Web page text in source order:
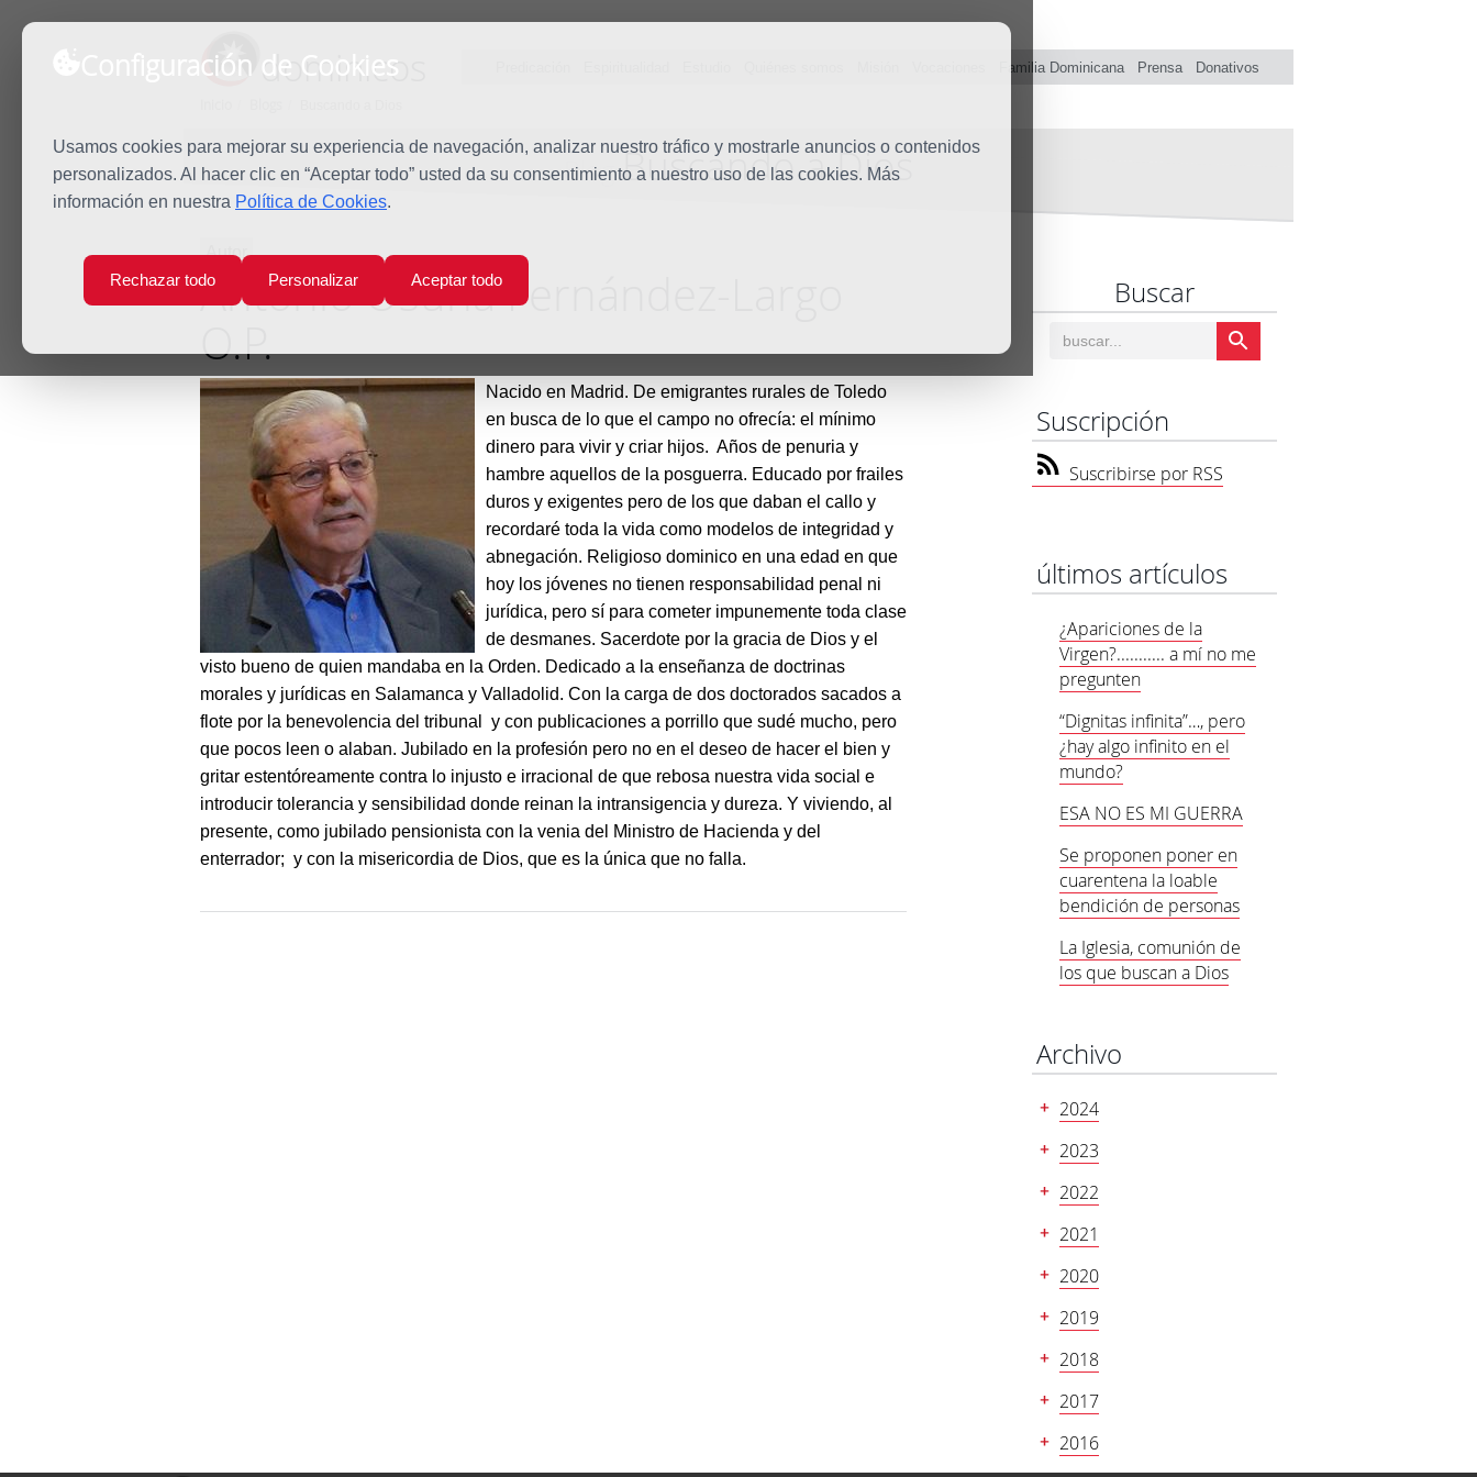
Configuración de Cookies
Usamos cookies para mejorar su experiencia de navegación, analizar nuestro tráfico y mostrarle anuncios o contenidos
personalizados. Al hacer clic en “Aceptar todo” usted da su consentimiento a nuestro uso de las cookies. Más
información en nuestra Política de Cookies.
Rechazar todo Personalizar Aceptar todo
dominicos Familia Dominicana Prensa Donativos
BlogBuscando a Dios
Autor
Antonio Osuna Fernández-Largo
O.P.
Nacido en Madrid. De emigrantes rurales de Toledo
en busca de lo que el campo no ofrecía: el mínimo
dinero para vivir y criar hijos. Años de penuria y
hambre aquellos de la posguerra. Educado por frailes
duros y exigentes pero de los que daban el callo y
recordaré toda la vida como modelos de integridad y
abnegación. Religioso dominico en una edad en que
hoy los jóvenes no tienen responsabilidad penal ni
jurídica, pero sí para cometer impunemente toda clase
de desmanes. Sacerdote por la gracia de Dios y el
visto bueno de quien mandaba en la Orden. Dedicado a la enseñanza de doctrinas
morales y jurídicas en Salamanca y Valladolid. Con la carga de dos doctorados sacados a
flote por la benevolencia del tribunal y con publicaciones a porrillo que sudé mucho, pero
que pocos leen o alaban. Jubilado en la profesión pero no en el deseo de hacer el bien y
gritar estentóreamente contra lo injusto e irracional de que rebosa nuestra vida social e
introducir tolerancia y sensibilidad donde reinan la intransigencia y dureza. Y viviendo, al
presente, como jubilado pensionista con la venia del Ministro de Hacienda y del
enterrador; y con la misericordia de Dios, que es la única que no falla.
Buscar
Suscripción
Suscribirse por RSS
últimos artículos
¿Apariciones de la
Virgen?........... a mí no me
pregunten
“Dignitas infinita”…, pero
¿hay algo infinito en el
mundo?
ESA NO ES MI GUERRA
Se proponen poner en
cuarentena la loable
bendición de personas
La Iglesia, comunión de
los que buscan a Dios
Archivo
2024
2023
2022
2021
2020
2019
2018
2017
2016